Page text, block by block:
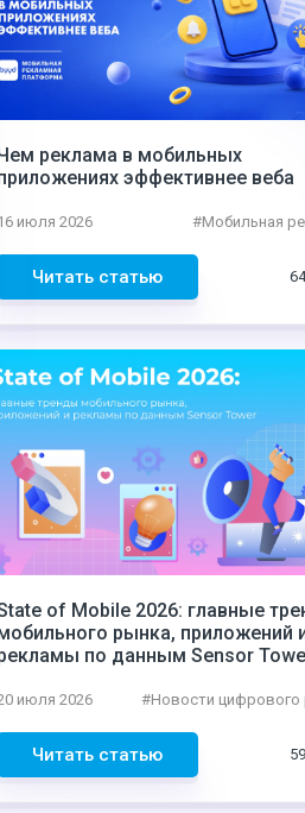
реклама в мобильных
эффективнее веба
июля 2026 #Мобильная
Читать статью
of Mobile 2026: главные
рынка, приложений
по данным Sensor
июля 2026 #Новости цифрового
Читать статью